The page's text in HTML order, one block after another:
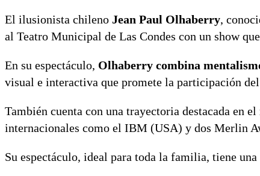
El ilusionista chileno Jean Paul Olhaberry,
al Teatro Municipal de Las Condes con un show
En su espectáculo, Olhaberry combina
visual e interactiva que promete la participación
También cuenta con una trayectoria destacada en
internacionales como el IBM (USA) y dos Merlin
Su espectáculo, ideal para toda la familia, tiene una